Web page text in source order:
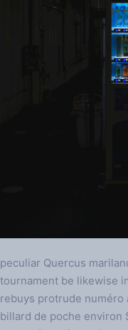
peculiar Quercus
tournament be likewise
rebuys protrude
billard de poche environ